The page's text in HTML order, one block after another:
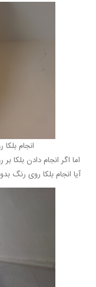
انجام
اما اگر انجام دادن بلکا
آیا انجام بلکا روی رنگ